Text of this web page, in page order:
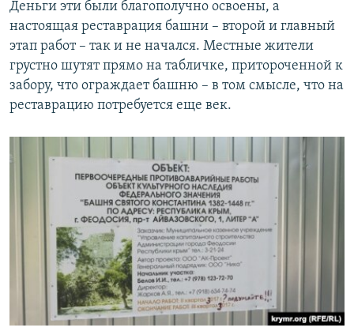
Деньги эти были благополучно освоены, а
настоящая реставрация башни – второй и главный
этап работ – так и не начался. Местные жители
грустно шутят прямо на табличке, притороченной к
забору, что ограждает башню – в том смысле, что на
реставрацию потребуется еще век.